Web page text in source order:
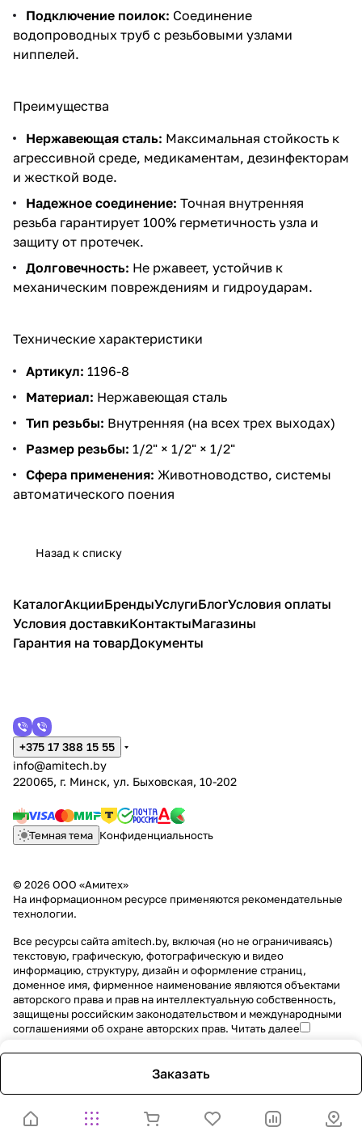
Подключение поилок: Соединение
водопроводных труб с резьбовыми узлами
ниппелей.
Преимущества
Нержавеющая сталь: Максимальная стойкость к
агрессивной среде, медикаментам, дезинфекторам
и жесткой воде.
Надежное соединение: Точная внутренняя
резьба гарантирует 100% герметичность узла и
защиту от протечек.
Долговечность: Не ржавеет, устойчив к
механическим повреждениям и гидроударам.
Технические характеристики
Артикул: 1196-8
Материал: Нержавеющая сталь
Тип резьбы: Внутренняя (на всех трех выходах)
Размер резьбы: 1/2" × 1/2" × 1/2"
Сфера применения: Животноводство, системы
автоматического поения
Назад к списку
Заказать
КаталогАкцииБрендыУслугиБлогУсловия оплаты
Условия доставкиКонтактыМагазины
Гарантия на товарДокументы
+375 17 388 15 55
info@amitech.by
220065, г. Минск, ул. Быховская, 10-202
Темная тема Конфиденциальность
© 2026 ООО «Амитех»
На информационном ресурсе применяются рекомендательные
технологии.
Все ресурсы сайта amitech.by, включая (но не ограничиваясь)
текстовую, графическую, фотографическую и видео
информацию, структуру, дизайн и оформление страниц,
доменное имя, фирменное наименование являются объектами
авторского права и прав на интеллектуальную собственность,
защищены российским законодательством и международными
соглашениями об охране авторских прав. Читать далее